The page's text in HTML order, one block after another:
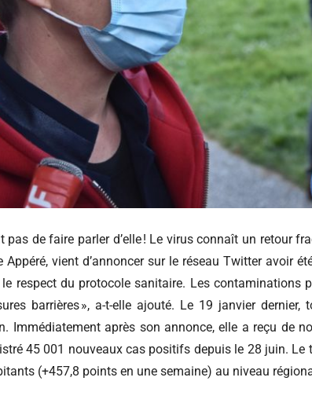
pas de faire parler d’elle ! Le virus connaît un retour
Appéré, vient d’annoncer sur le réseau Twitter avoir
le respect du protocole sanitaire. Les contaminations
barrières », a-t-elle ajouté. Le 19 janvier
Immédiatement après son annonce, elle a reçu de
45 001 nouveaux cas positifs depuis le 28 juin. Le
(+457,8 points en une semaine) au niveau